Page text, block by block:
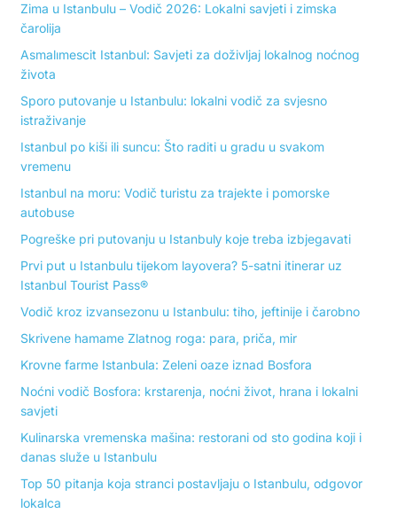
Zima u Istanbulu – Vodič 2026: Lokalni savjeti i zimska
čarolija
Asmalımescit Istanbul: Savjeti za doživljaj lokalnog noćnog
života
Sporo putovanje u Istanbulu: lokalni vodič za svjesno
istraživanje
Istanbul po kiši ili suncu: Što raditi u gradu u svakom
vremenu
Istanbul na moru: Vodič turistu za trajekte i pomorske
autobuse
Pogreške pri putovanju u Istanbulу koje treba izbjegavati
Prvi put u Istanbulu tijekom layovera? 5-satni itinerar uz
Istanbul Tourist Pass®
Vodič kroz izvansezonu u Istanbulu: tiho, jeftinije i čarobno
Skrivene hamame Zlatnog roga: para, priča, mir
Krovne farme Istanbula: Zeleni oaze iznad Bosfora
Noćni vodič Bosfora: krstarenja, noćni život, hrana i lokalni
savjeti
Kulinarska vremenska mašina: restorani od sto godina koji i
danas služe u Istanbulu
Top 50 pitanja koja stranci postavljaju o Istanbulu, odgovor
lokalca